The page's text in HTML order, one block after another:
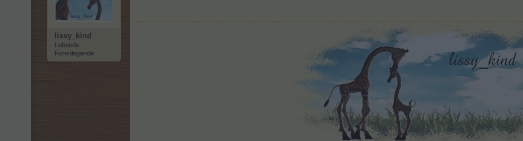
lissy_kind
Lebende
Forenlegende